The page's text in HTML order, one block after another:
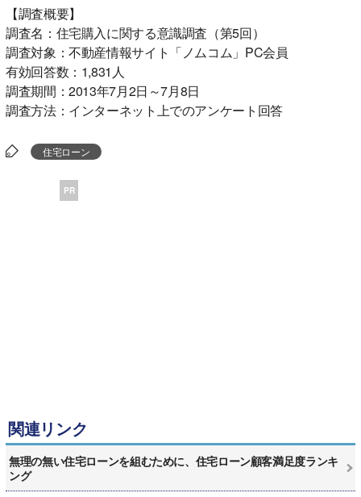
【調査概要】
調査名：住宅購入に関する意識調査（第5回）
調査対象：不動産情報サイト「ノムコム」PC会員
有効回答数：1,831人
調査期間：2013年7月2日～7月8日
調査方法：インターネット上でのアンケート回答
住宅ローン
PR
関連リンク
無理の無い住宅ローンを組むために、住宅ローン顧客満足度ランキ
ング